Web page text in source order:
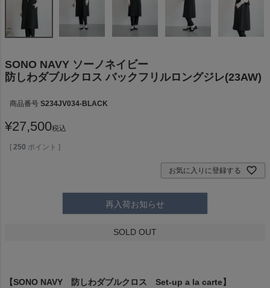
SONO NAVY ソーノネイビー
防しわダブルクロス バックフリルロングジレ(23AW)
商品番号 S234JV034-BLACK
¥27,500税込
[ 250 ポイント ]
お気に入りに登録する
再入荷お知らせ
SOLD OUT
【SONO NAVY 防しわダブルクロス Set-up a la carte】